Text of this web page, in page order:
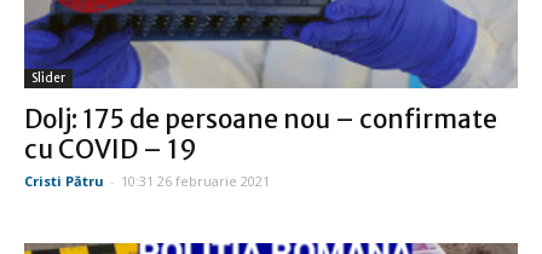
Slider
Dolj: 175 de persoane nou – confirmate
cu COVID – 19
Cristi Pătru - 10:31 26 februarie 2021